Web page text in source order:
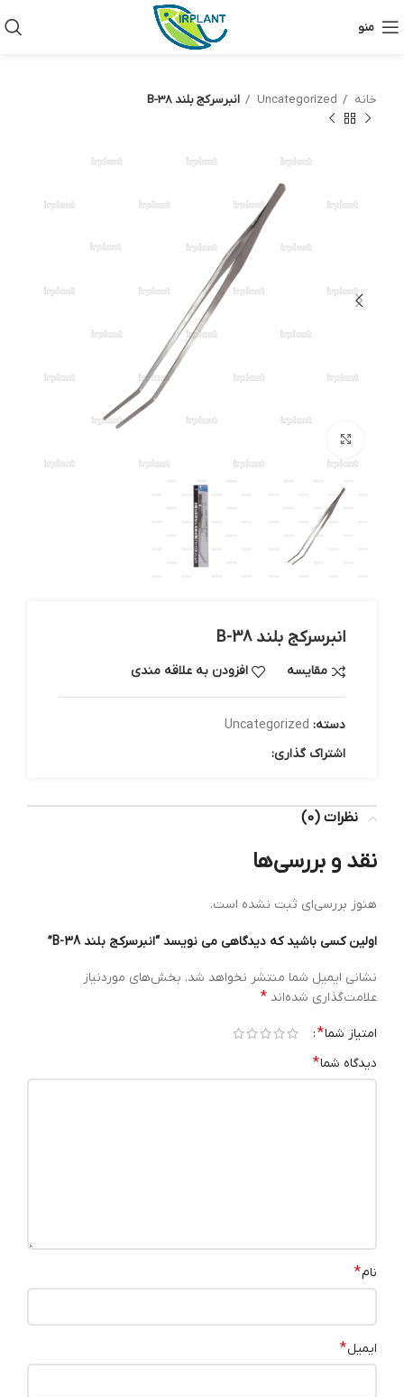
منو
خانه Uncategorized انبرسرکج بلند B-38
انبرسرکج بلند B-38
مقایسه افزودن به علاقه مندی
دسته: Uncategorized
اشتراک گذاری:
نظرات (0)
نقد و بررسی‌ها
هنوز بررسی‌ای ثبت نشده است.
اولین کسی باشید که دیدگاهی می نویسد “انبرسرکج بلند B-38”
نشانی ایمیل شما منتشر نخواهد شد. بخش‌های موردنیاز
علامت‌گذاری شده‌اند *
امتیاز شما*
دیدگاه شما*
نام*
ایمیل*